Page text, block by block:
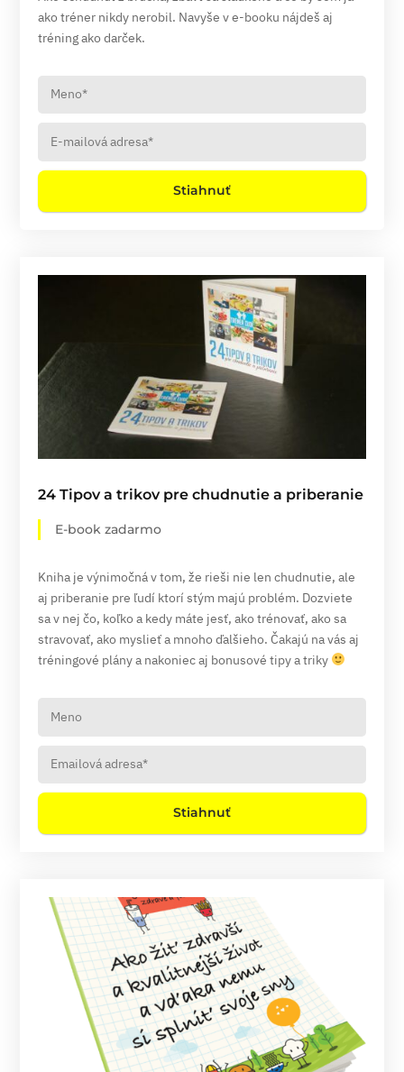
ako tréner nikdy nerobil. Navyše v e-booku nájdeš aj
tréning ako darček.
Stiahnuť
24 Tipov a trikov pre chudnutie a priberanie
E-book zadarmo
Kniha je výnimočná v tom, že rieši nie len chudnutie, ale
aj priberanie pre ľudí ktorí stým majú problém. Dozviete
sa v nej čo, koľko a kedy máte jesť, ako trénovať, ako sa
stravovať, ako myslieť a mnoho ďalšieho. Čakajú na vás aj
tréningové plány a nakoniec aj bonusové tipy a triky
Stiahnuť